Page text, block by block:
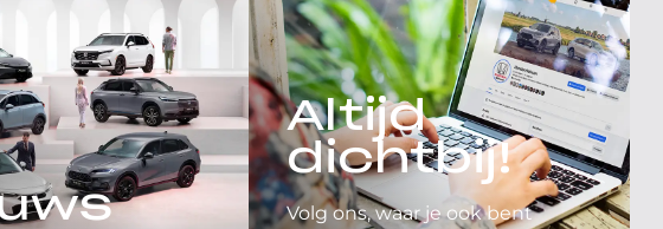
Altijd
dichtbij!
Volg ons, waar je ook bent